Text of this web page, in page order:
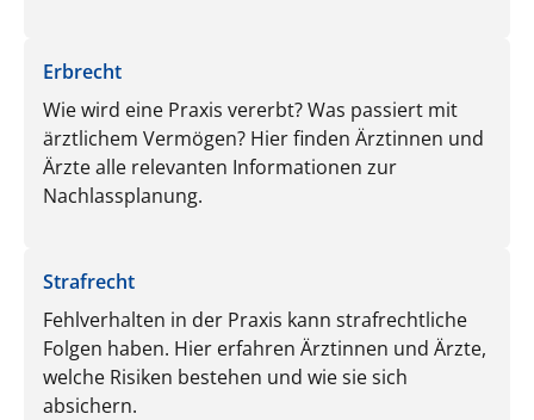
Erbrecht
Wie wird eine Praxis vererbt? Was passiert mit
ärztlichem Vermögen? Hier finden Ärztinnen und
Ärzte alle relevanten Informationen zur
Nachlassplanung.
Strafrecht
Fehlverhalten in der Praxis kann strafrechtliche
Folgen haben. Hier erfahren Ärztinnen und Ärzte,
welche Risiken bestehen und wie sie sich
absichern.